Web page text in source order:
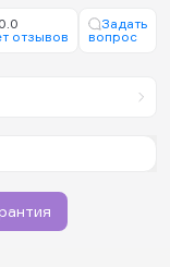
0.0
отзывов
Задать
вопрос